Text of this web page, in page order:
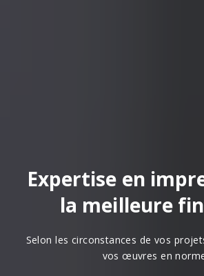
Expertise en
la meilleure
Selon les circonstances de vos
vos œuvres en